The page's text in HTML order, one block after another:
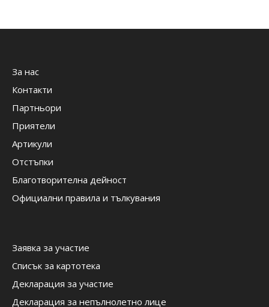
За нас
Контакти
Партньори
Приятели
Артикули
Отстъпки
Благотворителна дейност
Официални правила и тълкувания
Заявка за участие
Списък за картотека
Декларация за участие
Декларация за непълнолетно лице